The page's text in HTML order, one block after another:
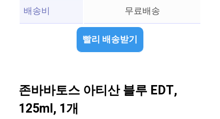
배송비
무료배송
빨리 배송받기
존바바토스 아티산 블루 EDT,
125ml, 1개